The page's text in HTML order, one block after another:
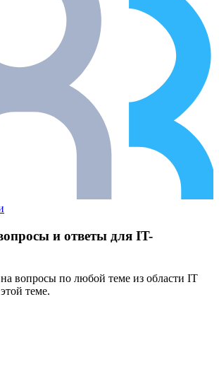
и ответы для IT-
вопросы по любой теме из области IT
теме.